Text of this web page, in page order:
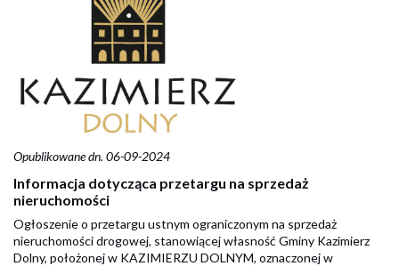
Opublikowane dn. 06-09-2024
Informacja dotycząca przetargu na sprzedaż
nieruchomości
Ogłoszenie o przetargu ustnym ograniczonym na sprzedaż
nieruchomości drogowej, stanowiącej własność Gminy Kazimierz
Dolny, położonej w KAZIMIERZU DOLNYM, oznaczonej w